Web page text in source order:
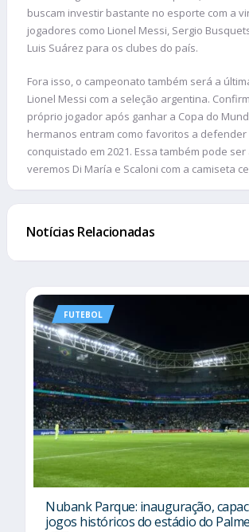
buscam investir bastante no esporte com a
jogadores como Lionel Messi, Sergio
Luis Suárez para os clubes do país.
Fora isso, o campeonato também será a
Lionel Messi com a seleção argentina.
próprio jogador após ganhar a Copa do
hermanos entram como favoritos a defender
conquistado em 2021. Essa também pode
veremos Di María e Scaloni com a camiseta
Notícias Relacionadas
FUTEBOL
Nubank Parque: inauguração,
jogos históricos do estádio do